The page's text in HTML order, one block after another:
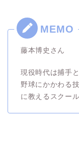
藤本博史さん
現役時代は捕手
野球にかかわる
に教えるスクー